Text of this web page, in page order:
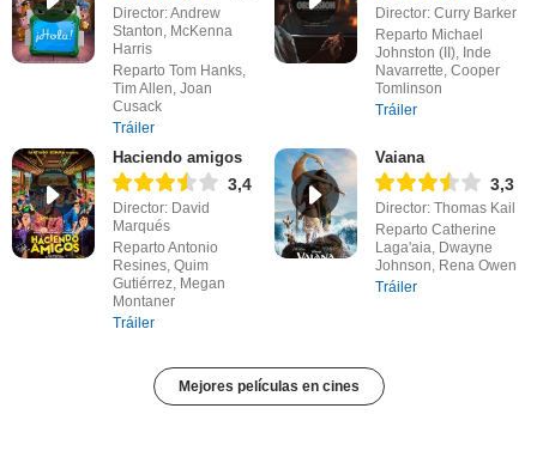
Director: Andrew
Stanton, McKenna
Harris
Reparto Tom Hanks,
Tim Allen, Joan
Cusack
Tráiler
Director: Curry Barker
Reparto Michael
Johnston (II), Inde
Navarrette, Cooper
Tomlinson
Tráiler
Haciendo amigos
3,4
Director: David
Marqués
Reparto Antonio
Resines, Quim
Gutiérrez, Megan
Montaner
Tráiler
Vaiana
3,3
Director: Thomas Kail
Reparto Catherine
Laga'aia, Dwayne
Johnson, Rena Owen
Tráiler
Mejores películas en cines